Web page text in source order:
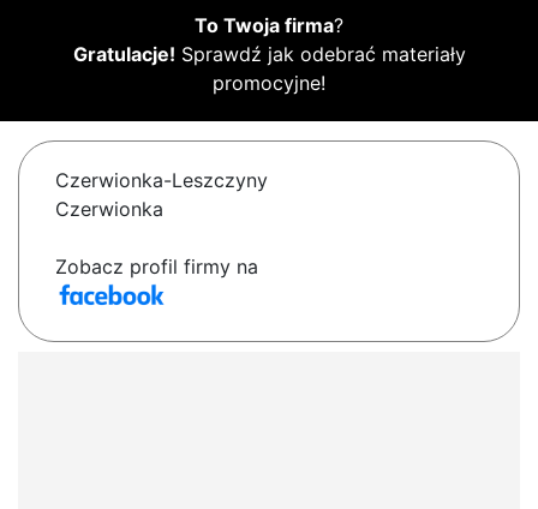
To Twoja firma?
Gratulacje! Sprawdź jak odebrać materiały
promocyjne!
Czerwionka-Leszczyny
Czerwionka
Zobacz profil firmy na